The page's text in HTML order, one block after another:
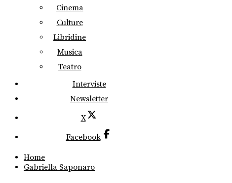
Cinema
Culture
Libridine
Musica
Teatro
Interviste
Newsletter
X
Facebook
Home
Gabriella Saponaro